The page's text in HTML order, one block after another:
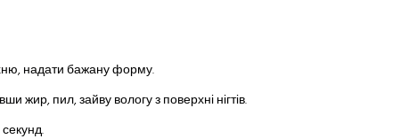
надати бажану форму.
жир, пил, зайву вологу з поверхні нігтів.